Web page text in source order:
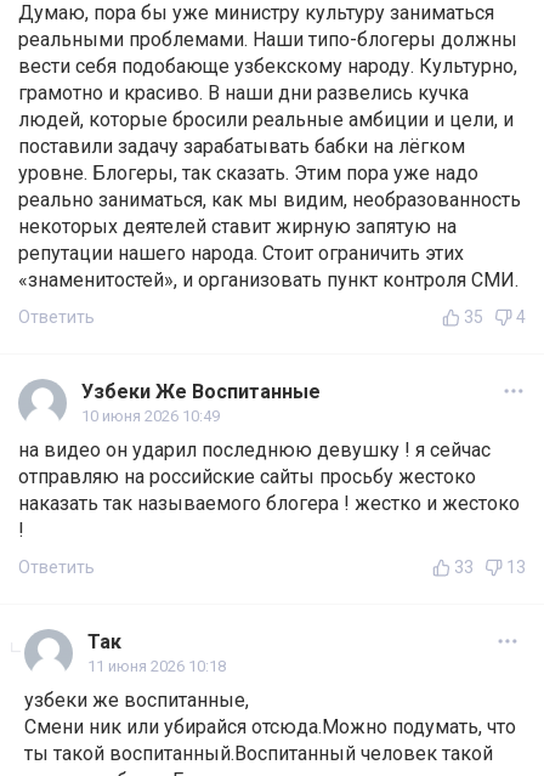
Думаю, пора бы уже министру культуру заниматься
реальными проблемами. Наши типо-блогеры должны
вести себя подобающе узбекскому народу. Культурно,
грамотно и красиво. В наши дни развелись кучка
людей, которые бросили реальные амбиции и цели, и
поставили задачу зарабатывать бабки на лёгком
уровне. Блогеры, так сказать. Этим пора уже надо
реально заниматься, как мы видим, необразованность
некоторых деятелей ставит жирную запятую на
репутации нашего народа. Стоит ограничить этих
«знаменитостей», и организовать пункт контроля СМИ.
Ответить 35 4
Узбеки Же Воспитанные
10 июня 2026 10:49
на видео он ударил последнюю девушку ! я сейчас
отправляю на российские сайты просьбу жестоко
наказать так называемого блогера ! жестко и жестоко
!
Ответить 33 13
Так
11 июня 2026 10:18
узбеки же воспитанные,
Смени ник или убирайся отсюда.Можно подумать, что
ты такой воспитанный.Воспитанный человек такой